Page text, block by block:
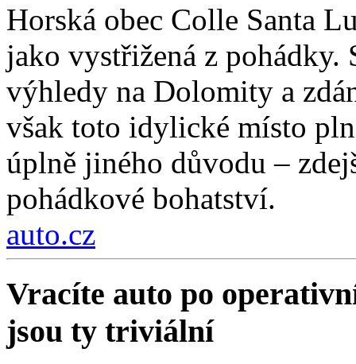
Horská obec Colle Santa
jako vystřižená z pohádky.
výhledy na Dolomity a
však toto idylické místo
úplně jiného důvodu –
pohádkové bohatství.
auto.cz
Vracíte auto po
jsou ty triviální